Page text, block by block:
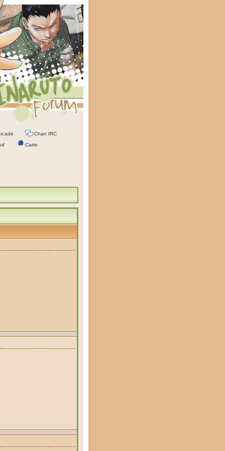
Chan IRC
Carte